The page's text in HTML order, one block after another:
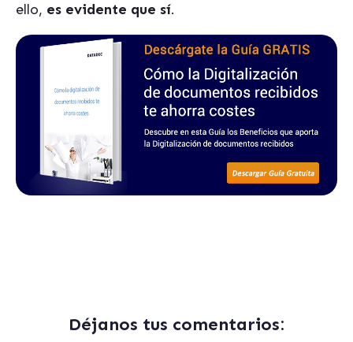
ello, es evidente que sí.
Déjanos tus comentarios: